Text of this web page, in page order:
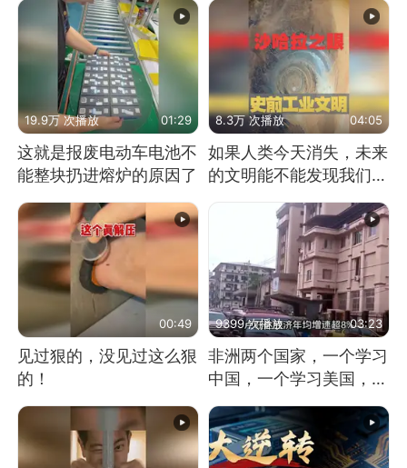
19.9万 次播放 01:29
这就是报废电动车电池不
能整块扔进熔炉的原因了
8.3万 次播放 04:05
如果人类今天消失，未来
的文明能不能发现我们存
00:49
见过狠的，没见过这么狠
的！
9399 次播放 03:23
非洲两个国家，一个学习
中国，一个学习美国，结